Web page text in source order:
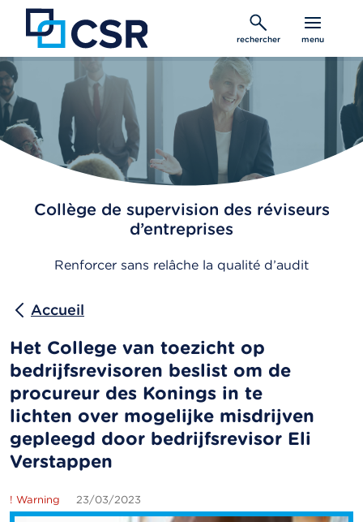
Aller
contenu
principal
rechercher menu
Collège de supervision des réviseurs
d’entreprises
Renforcer sans relâche la qualité d’audit
Accueil
Het College van toezicht op
bedrijfsrevisoren beslist om de
procureur des Konings in te
lichten over mogelijke misdrijven
gepleegd door bedrijfsrevisor Eli
Verstappen
! Warning 23/03/2023